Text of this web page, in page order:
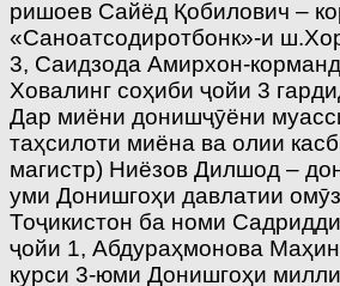
ришоев Сайёд Қобило­вич –
«Саноатсодиротбонк»-и
3, Саидзода Амирхон-
Ховалинг соҳиби ҷойи 3
Дар миёни донишҷӯёни
таҳсилоти миёна ва олии
магистр) Ниёзов Дилшод –
уми Донишгоҳи давлатии
Тоҷикистон ба номи
ҷойи 1, Абдураҳмонова
курси 3-юми Донишгоҳи